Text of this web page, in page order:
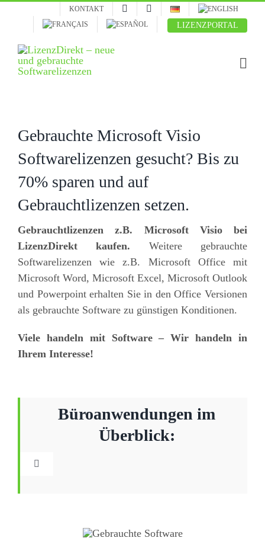
KONTAKT
LIZENZPORTAL
Gebrauchte Microsoft Visio
Softwarelizenzen gesucht? Bis zu
70% sparen und auf
Gebrauchtlizenzen setzen.
Gebrauchtlizenzen z.B. Microsoft Visio bei
LizenzDirekt kaufen. Weitere gebrauchte
Softwarelizenzen wie z.B. Microsoft Office mit
Microsoft Word, Microsoft Excel, Microsoft Outlook
und Powerpoint erhalten Sie in den Office Versionen
als gebrauchte Software zu günstigen Konditionen.
Viele handeln mit Software – Wir handeln in
Ihrem Interesse!
Büroanwendungen im
Überblick:
Toggle
Microsoft Project